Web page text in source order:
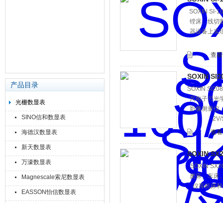
产品目录
光栅数显表
SINO信和数显表
海德汉数显表
新天数显表
万濠数显表
Magnescale索尼数显表
EASSON怡信数显表
SOXIN SI-
镗床、线切
器设备上实
查
SOXIN
SOXIN
尺电子尺光
影像测量仪
2V/
查
SOXIN
SOXIN
磨床、车床
仪等机床